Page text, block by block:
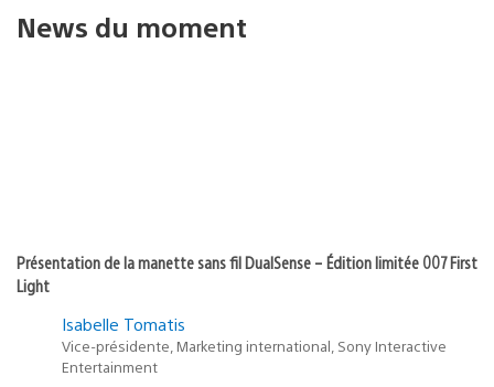
News du moment
Présentation de la manette sans fil DualSense – Édition limitée 007 First
Light
Isabelle Tomatis
Vice-présidente, Marketing international, Sony Interactive
Entertainment